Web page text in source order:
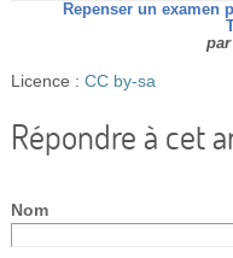
Repenser un examen
par
Licence : CC by-sa
Répondre à cet
Nom